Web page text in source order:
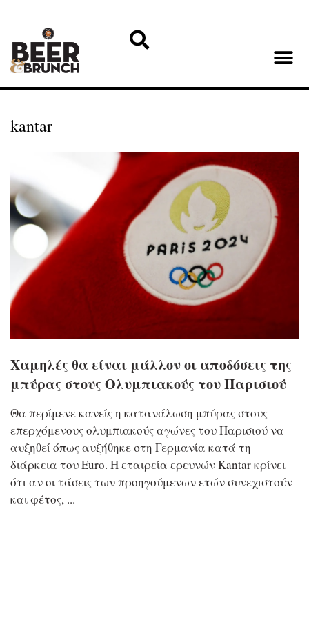
kantar
Χαμηλές θα είναι μάλλον οι αποδόσεις της
μπύρας στους Ολυμπιακούς του Παρισιού
Θα περίμενε κανείς η κατανάλωση μπύρας στους
επερχόμενους ολυμπιακούς αγώνες του Παρισιού να
αυξηθεί όπως αυξήθηκε στη Γερμανία κατά τη
διάρκεια του Euro. Η εταιρεία ερευνών Kantar κρίνει
ότι αν οι τάσεις των προηγούμενων ετών συνεχιστούν
και φέτος, ...